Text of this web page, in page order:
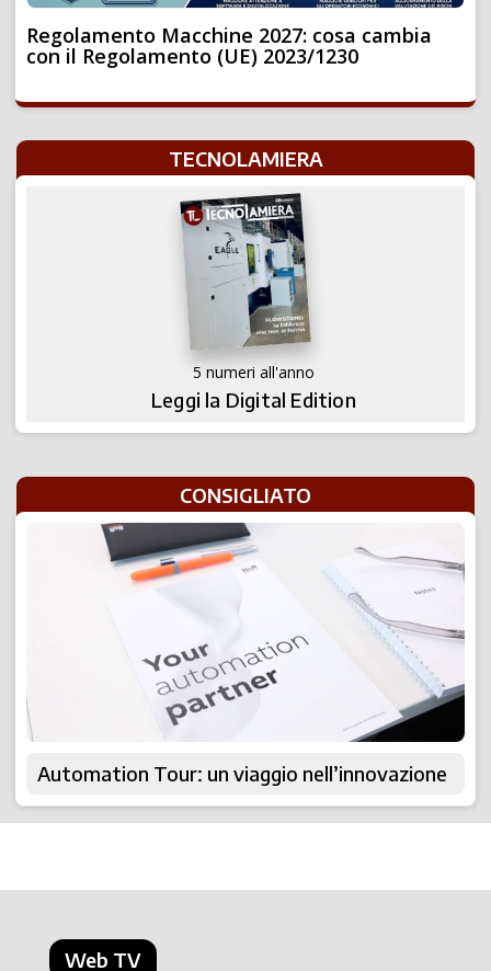
Regolamento Macchine 2027: cosa cambia
con il Regolamento (UE) 2023/1230
TECNOLAMIERA
5 numeri all'anno
Leggi la Digital Edition
CONSIGLIATO
Automation Tour: un viaggio nell’innovazione
Web TV